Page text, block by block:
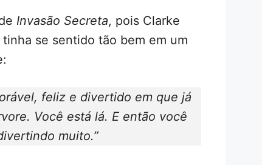
Invasão Secreta, pois Clarke
se sentido tão bem em um
feliz e divertido em que já
Você está lá. E então você
muito.”